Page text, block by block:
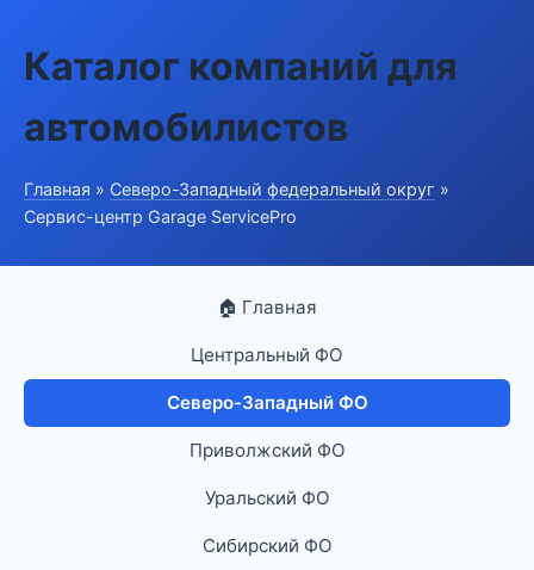
Каталог компаний для
автомобилистов
Главная » Северо-Западный федеральный округ »
Сервис-центр Garage ServicePro
🏠 Главная
Центральный ФО
Северо-Западный ФО
Приволжский ФО
Уральский ФО
Сибирский ФО